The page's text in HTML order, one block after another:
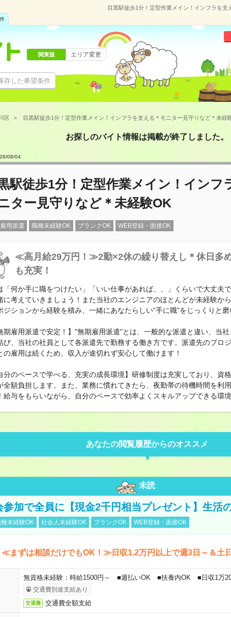
目黒駅徒歩1分！定型作業メイン！インフラを
件
存した希望条件
関東版 エリア変更
区 目黒駅徒歩1分！定型作業メイン！インフラを支える＊モニター見守りなど＊未経
お探しのバイト情報は掲載が終了しました。
/08/04
駅徒歩1分！定型作業メイン！インフ
ター見守りなど＊未経験OK
用派遣 職種未経験OK ブランクOK WEB登録・面接OK
≪高月給29万円！≫2勤×2休の繰り替えし＊休日多
も充実！
「何か手に職をつけたい」「いい仕事があれば、、」くらいで大丈夫
に考えていきましょう！また当社のエンジニアのほとんどが未経験か
ジションから経験を積み、一緒にあなたらしい“手に職”をじっくりと磨
期雇用派遣で安定！】"無期雇用派遣"とは、一般的な派遣と違い、当社
び、当社の社員として各派遣先で勤務する働き方です。派遣先のプロ
の雇用は続くため、収入が途切れず安心して働けます！
分のペースで学べる、充実の成長環境】研修制度は充実しており、資
全額負担します。また、業務に慣れてきたら、夜勤帯の待機時間を利
給与をもらいながら、自分のペースで効率よくスキルアップできる環境
あなたの閲覧履歴からのオススメ
未読
参加で全員に【現金2千円相当プレゼント】生活
未経験OK 社会人未経験OK ブランクOK WEB登録・面接OK
≪まずは相談だけでもOK！≫日収1.2万円以上で週3日～＆土
無資格未経験：時給1500円～ ■週払いOK ■扶養内OK ■日収1万
交通費別途支給あり
交通費 交通費全額支給